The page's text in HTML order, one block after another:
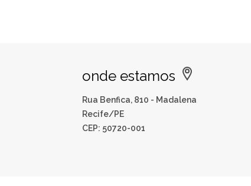
onde estamos
Rua Benfica, 810 - Madalena
Recife/PE
CEP: 50720-001